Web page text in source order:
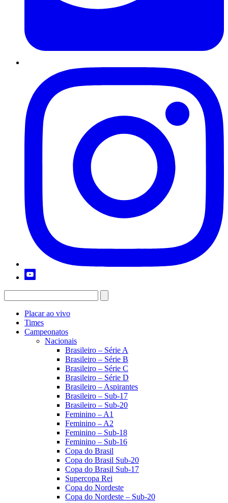
Placar ao vivo
Times
Campeonatos
Nacionais
Brasileiro – Série A
Brasileiro – Série B
Brasileiro – Série C
Brasileiro – Série D
Brasileiro – Aspirantes
Brasileiro – Sub-17
Brasileiro – Sub-20
Feminino – A1
Feminino – A2
Feminino – Sub-18
Feminino – Sub-16
Copa do Brasil
Copa do Brasil Sub-20
Copa do Brasil Sub-17
Supercopa Rei
Copa do Nordeste
Copa do Nordeste – Sub-20